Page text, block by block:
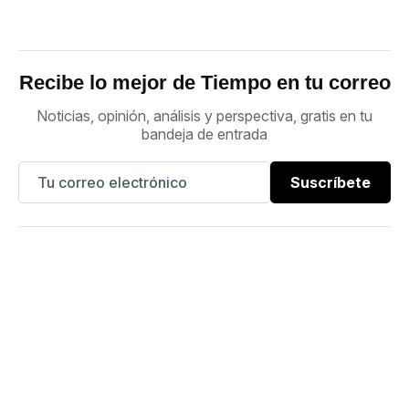
Recibe lo mejor de Tiempo en tu correo
Noticias, opinión, análisis y perspectiva, gratis en tu
bandeja de entrada
Suscríbete